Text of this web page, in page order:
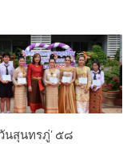
นสุนทรภู่’ ๕๘